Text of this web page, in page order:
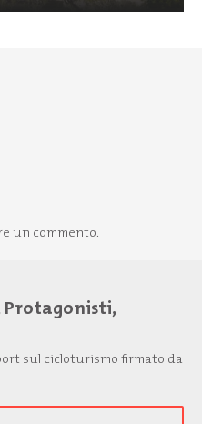
un commento.
Protagonisti,
sul cicloturismo firmato da